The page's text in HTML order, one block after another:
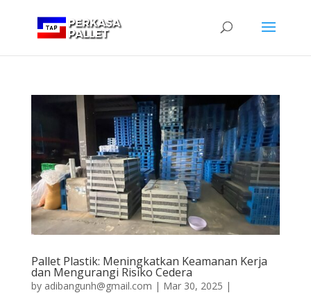
Pallet Plastik: Meningkatkan Keamanan Kerja
dan Mengurangi Risiko Cedera
by adibangunh@gmail.com | Mar 30, 2025 |